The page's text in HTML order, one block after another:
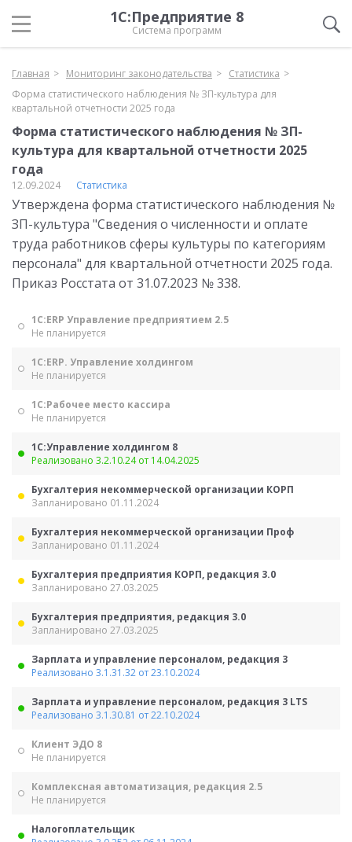
1С:Предприятие 8
Система программ
Главная Мониторинг законодательства
Статистика
Форма статистического наблюдения № ЗП-культура для
квартальной отчетности 2025 года
Форма статистического наблюдения № ЗП-
культура для квартальной отчетности 2025
года
12.09.2024 Статистика
Утверждена форма статистического наблюдения №
ЗП-культура "Сведения о численности и оплате
труда работников сферы культуры по категориям
персонала" для квартальной отчетности 2025 года.
Приказ Росстата от 31.07.2023 № 338.
1С:ERP Управление предприятием 2.5
Не планируется
1С:ERP. Управление холдингом
Не планируется
1С:Рабочее место кассира
Не планируется
1С:Управление холдингом 8
Реализовано 3.2.10.24 от 14.04.2025
Бухгалтерия некоммерческой организации КОРП
Запланировано 01.11.2024
Бухгалтерия некоммерческой организации Проф
Запланировано 01.11.2024
Бухгалтерия предприятия КОРП, редакция 3.0
Запланировано 27.03.2025
Бухгалтерия предприятия, редакция 3.0
Запланировано 27.03.2025
Зарплата и управление персоналом, редакция 3
Реализовано 3.1.31.32 от 23.10.2024
Зарплата и управление персоналом, редакция 3 LTS
Реализовано 3.1.30.81 от 22.10.2024
Клиент ЭДО 8
Не планируется
Комплексная автоматизация, редакция 2.5
Не планируется
Налогоплательщик